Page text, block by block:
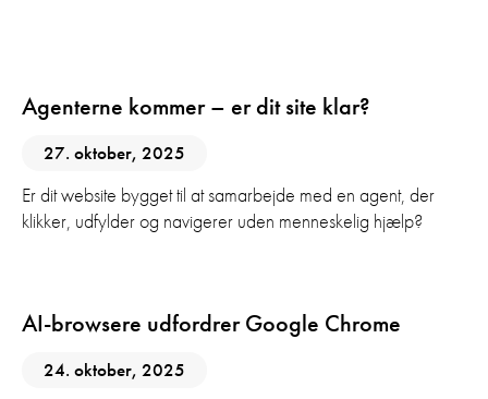
Agenterne kommer – er dit site klar?
27. oktober, 2025
Er dit website bygget til at samarbejde med en agent, der
klikker, udfylder og navigerer uden menneskelig hjælp?
AI-browsere udfordrer Google Chrome
24. oktober, 2025